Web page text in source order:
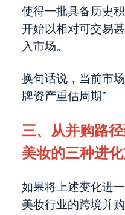
使得一批具备历史
开始以相对可交易
入市场。
换句话说，当前市
牌资产重估周期”。
三、从并购路
美妆的三种进
如果将上述变化进
美妆行业的跨境并